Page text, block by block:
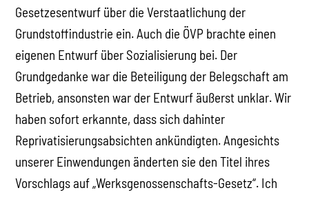
Gesetzesentwurf über die Verstaatlichung der
Grundstoffindustrie ein. Auch die ÖVP brachte einen
eigenen Entwurf über Sozialisierung bei. Der
Grundgedanke war die Beteiligung der Belegschaft am
Betrieb, ansonsten war der Entwurf äußerst unklar. Wir
haben sofort erkannte, dass sich dahinter
Reprivatisierungsabsichten ankündigten. Angesichts
unserer Einwendungen änderten sie den Titel ihres
Vorschlags auf „Werksgenossenschafts-Gesetz“. Ich